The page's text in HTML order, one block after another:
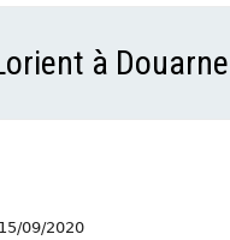
à
09/2020